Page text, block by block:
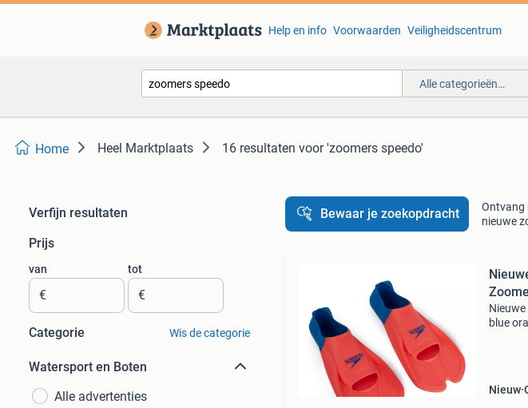
Help en info Voorwaarden Veiligheidscentrum
Alle categorieën…
Home Heel Marktplaats 16 resultaten voor 'zoomers speedo'
Verfijn resultaten
Prijs
van
€
tot
€
Categorie Wis de categorie
Watersport en Boten
Alle advertenties
Bewaar je zoekopdracht
Ontvang
nieuwe
blue
Nieuw